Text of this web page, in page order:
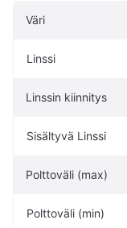
Väri
Linssi
Linssin kiinnitys
Sisältyvä Linssi
Polttoväli (max)
Polttoväli (min)